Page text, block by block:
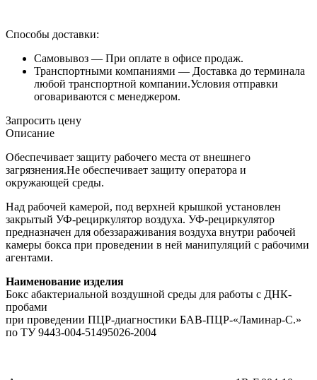
Способы доставки:
Самовывоз — При оплате в офисе продаж.
Транспортными компаниями — Доставка до терминала
любой транспортной компании.Условия отправки
оговариваются с менеджером.
Запросить цену
Описание
Обеспечивает защиту рабочего места от внешнего
загрязнения.Не обеспечивает защиту оператора и
окружающей среды.
Над рабочей камерой, под верхней крышкой установлен
закрытый УФ-рециркулятор воздуха. УФ-рециркулятор
предназначен для обеззараживания воздуха внутри рабочей
камеры бокса при проведении в ней манипуляций с рабочими
агентами.
Наименование изделия
Бокс абактериальной воздушной среды для работы с ДНК-
пробами
при проведении ПЦР-диагностики БАВ-ПЦР-«Ламинар-С.»
по ТУ 9443-004-51495026-2004